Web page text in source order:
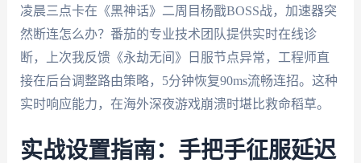
凌晨三点卡在《黑神话》二周目杨戬BOSS战，加速器突
然断连怎么办？番茄的专业技术团队提供实时在线诊
断，上次我反馈《永劫无间》日服节点异常，工程师直
接在后台调整路由策略，5分钟恢复90ms流畅连招。这种
实时响应能力，在海外深夜游戏崩溃时堪比救命稻草。
实战设置指南：手把手征服延迟